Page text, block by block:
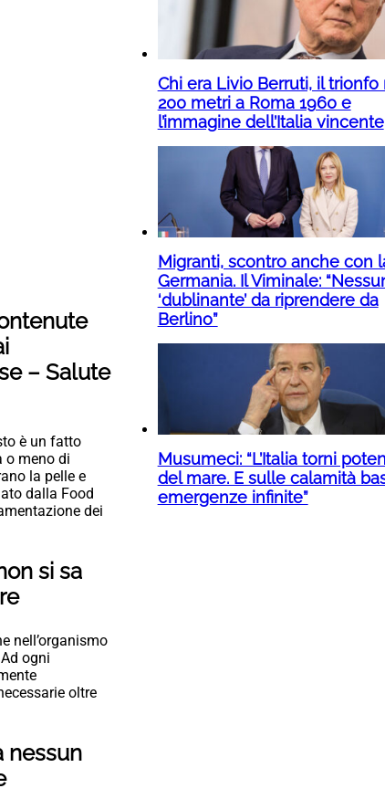
– Salute
è un fatto
o meno di
la pelle e
dalla Food
dei
si sa
nell’organismo
ogni
oltre
nessun
Chi era Livio Berruti, il trionfo
200 metri a Roma 1960 e
l’immagine dell’Italia vincente
Migranti, scontro anche con
Germania. Il Viminale:
‘dublinante’ da riprendere da
Berlino”
Musumeci: “L’Italia torni
del mare. E sulle calamità
emergenze infinite”